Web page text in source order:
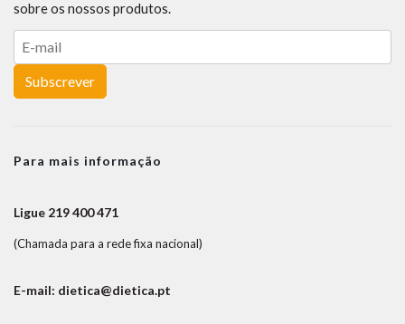
sobre os nossos produtos.
Subscrever
Para mais informação
Ligue 219 400 471
(Chamada para a rede fixa nacional)
E-mail: dietica@dietica.pt